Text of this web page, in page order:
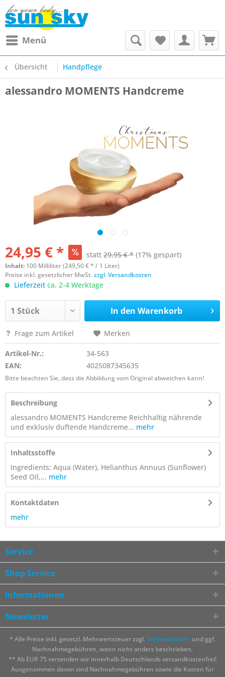
Menü
Übersicht Handpflege
alessandro MOMENTS Handcreme
24,95 € * statt 29,95 € * (17% gespart)
Inhalt: 100 Milliliter (249,50 € * / 1 Liter)
Preise inkl. gesetzlicher MwSt.zzgl. Versandkosten
Lieferzeit ca. 2-4 Werktage
In den Warenkorb
Frage zum Artikel Merken
Artikel-Nr.:
34-563
EAN:
4025087345635
Bitte beachten Sie, dass die Abbildung vom Original abweichen kann!
Beschreibung
alessandro MOMENTS Handcreme Reichhaltig nährende
und exklusiv duftende Handcreme... mehr
Inhaltsstoffe
Ingredients: Aqua (Water), Helianthus Annuus (Sunflower)
Seed Oil,... mehr
Kontaktdaten
mehr
Service
Shop Service
Informationen
Newsletter
* Alle Preise inkl. gesetzl. Mehrwertsteuer zzgl. Versandkosten und ggf.
Nachnahmegebühren, wenn nicht anders beschrieben.
** Ab EUR 75 versenden wir innerhalb Deutschlands versandkostenfrei!
Ausgenommen davon sind Nachnahmegebühren sowie die Kosten für